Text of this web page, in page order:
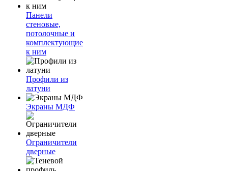
Панели
стеновые,
потолочные и
комплектующие
к ним
Профили из
латуни
Экраны МДФ
Ограничители
дверные